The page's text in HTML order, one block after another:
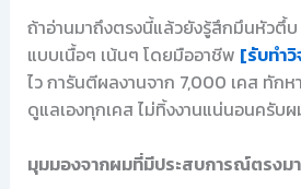
ถ้าอ่านมาถึงตรงนี้แล้วยังรู้สึกมึนหัวตึ้
แบบเนื้อๆ เน้นๆ โดยมืออาชีพ [รับทำ
ไว การันตีผลงานจาก 7,000 เคส ทัก
ดูแลเองทุกเคส ไม่ทิ้งงานแน่นอนครับ
มุมมองจากผมที่มีประสบการณ์ตรงม